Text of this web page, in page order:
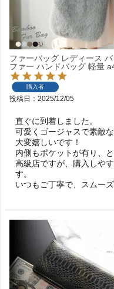
ファーバッグ レディース
ファー ハンドバッグ 軽量
購入者
投稿日 2025/12/05
直ぐに到着しました。
可愛くゴージャスで素敵な
大変嬉しいです！
内側もポケットが有り、
高級店ですが、購入しや
す。
いつもご丁寧で、スムー